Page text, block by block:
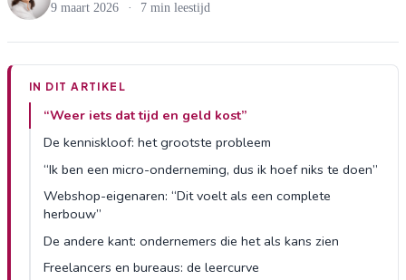
9 maart 2026 · 7 min leestijd
IN DIT ARTIKEL
“Weer iets dat tijd en geld kost”
De kenniskloof: het grootste probleem
“Ik ben een micro-onderneming, dus ik hoef niks te doen”
Webshop-eigenaren: “Dit voelt als een complete
herbouw”
De andere kant: ondernemers die het als kans zien
Freelancers en bureaus: de leercurve